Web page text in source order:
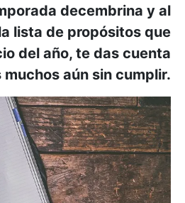
decembrina y al
lista de propósitos que
del año, te das cuenta
aún sin cumplir.